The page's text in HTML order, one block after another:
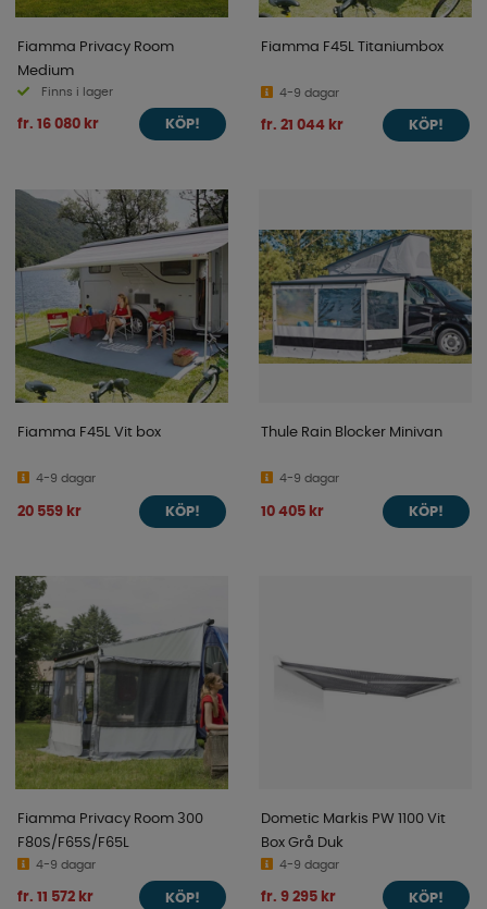
Fiamma Privacy Room
Medium
Finns i lager
fr. 16 080 kr KÖP!
Fiamma F45L Titaniumbox
4-9 dagar
fr. 21 044 kr KÖP!
Fiamma F45L Vit box
4-9 dagar
20 559 kr KÖP!
Thule Rain Blocker Minivan
4-9 dagar
10 405 kr KÖP!
Fiamma Privacy Room 300
F80S/F65S/F65L
4-9 dagar
fr. 11 572 kr KÖP!
Dometic Markis PW 1100 Vit
Box Grå Duk
4-9 dagar
fr. 9 295 kr KÖP!